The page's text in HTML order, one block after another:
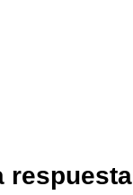
respuesta